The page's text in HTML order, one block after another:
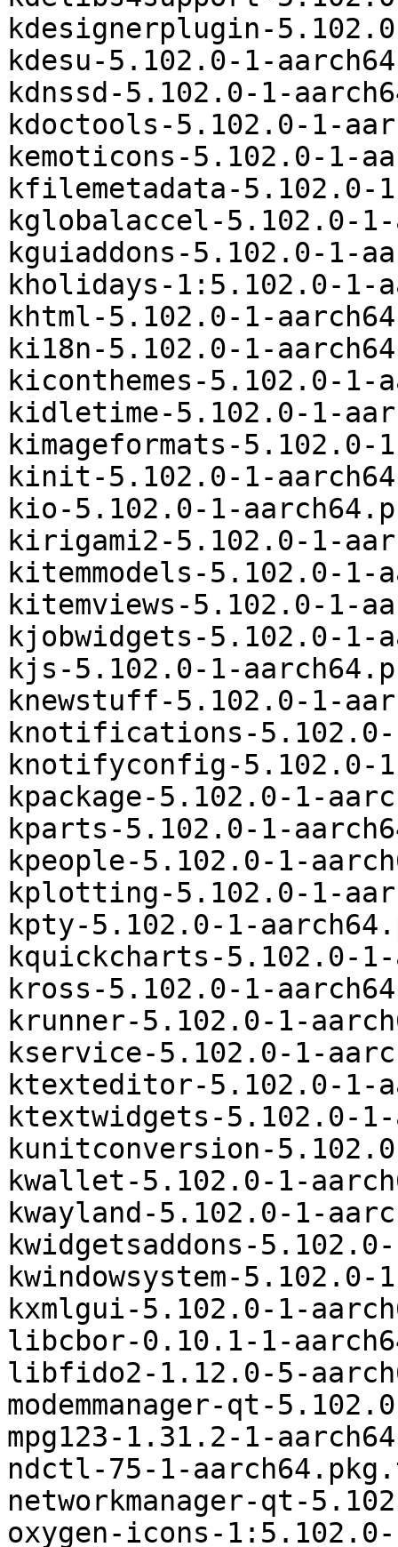
kdesignerplugin-
kdesu-5.102.0-1-
kdnssd-5.102.0-1-
kdoctools-5.102.0-1-
kemoticons-5.102.0-1-
kfilemetadata-5.102.0-
kglobalaccel-5.102.0-
kguiaddons-5.102.0-1-
kholidays-1:5.102.0-1-
khtml-5.102.0-1-
ki18n-5.102.0-1-
kiconthemes-5.102.0-
kidletime-5.102.0-1-
kimageformats-
kinit-5.102.0-1-
kio-5.102.0-1-
kirigami2-5.102.0-1-
kitemmodels-5.102.0-
kitemviews-5.102.0-1-
kjobwidgets-5.102.0-1-
kjs-5.102.0-1-
knewstuff-5.102.0-1-
knotifications-
knotifyconfig-5.102.0-
kpackage-5.102.0-1-
kparts-5.102.0-1-
kpeople-5.102.0-1-
kplotting-5.102.0-1-
kpty-5.102.0-1-
kquickcharts-5.102.0-
kross-5.102.0-1-
krunner-5.102.0-1-
kservice-5.102.0-1-
ktexteditor-5.102.0-1-
ktextwidgets-5.102.0-
kunitconversion-
kwallet-5.102.0-1-
kwayland-5.102.0-1-
kwidgetsaddons-
kwindowsystem-
kxmlgui-5.102.0-1-
libcbor-0.10.1-1-
libfido2-1.12.0-5-
modemmanager-qt-
mpg123-1.31.2-1-
ndctl-75-1-
networkmanager-qt-
oxygen-icons-